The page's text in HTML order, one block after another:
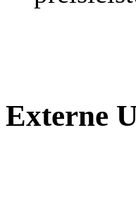
Externe